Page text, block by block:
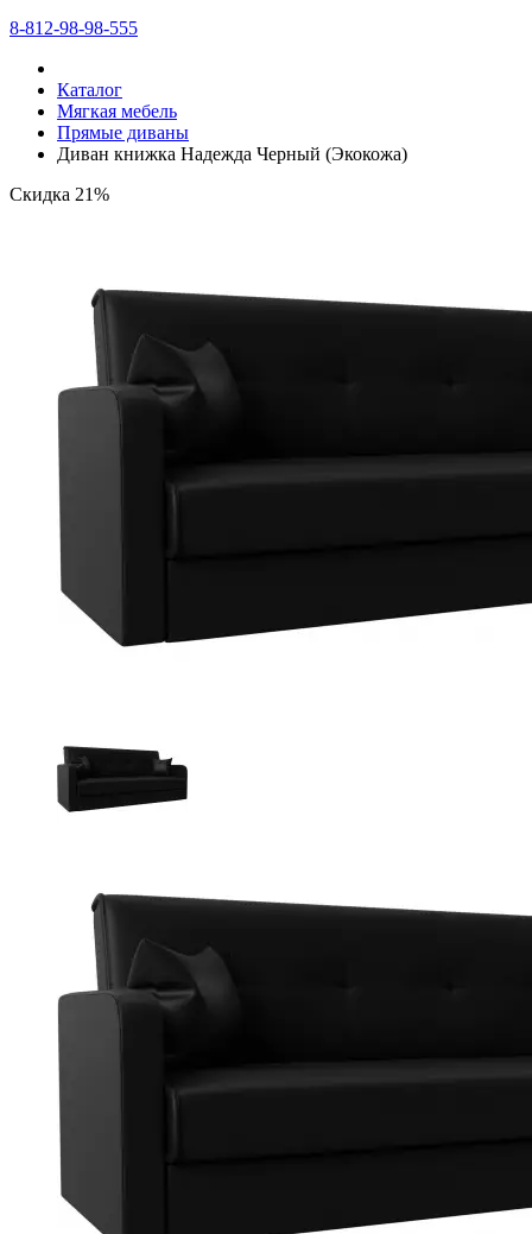
8-812-98-98-555
Каталог
Мягкая мебель
Прямые диваны
Диван книжка Надежда Черный (Экокожа)
Скидка 21%